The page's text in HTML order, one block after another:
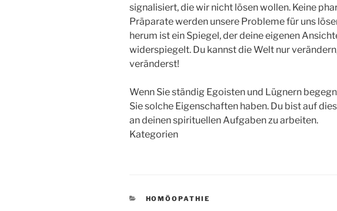
signalisiert, die wir nicht lösen wollen. Keine
Präparate werden unsere Probleme für uns
herum ist ein Spiegel, der deine eigenen
widerspiegelt. Du kannst die Welt nur
veränderst!
Wenn Sie ständig Egoisten und Lügnern
Sie solche Eigenschaften haben. Du bist auf
an deinen spirituellen Aufgaben zu arbeiten.
Kategorien
KATEGORIEN
HOMÖOPATHIE